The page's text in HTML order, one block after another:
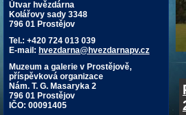
Útvar hvězdárna
Kolářovy sady 3348
796 01 Prostějov
Tel.: +420 724 013 039
E-mail: hvezdarna@hvezdarnapv.cz
Muzeum a galerie v Prostějově,
příspěvková organizace
Nám. T. G. Masaryka 2
796 01 Prostějov
IČO: 00091405